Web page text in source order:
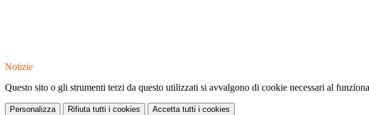
Notizie
Questo sito o gli strumenti terzi da questo utilizzati si avvalgono di cookie necessari al
Personalizza Rifiuta tutti i cookies Accetta tutti i cookies